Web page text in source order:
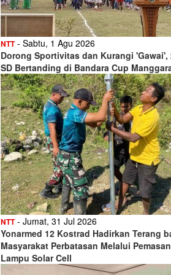
NTT- Sabtu, 1 Agu 2026
Dorong Sportivitas dan Kurangi 'Gawai',
SD Bertanding di Bandara Cup
NTT- Jumat, 31 Jul 2026
Yonarmed 12 Kostrad Hadirkan Terang
Masyarakat Perbatasan Melalui
Lampu Solar Cell